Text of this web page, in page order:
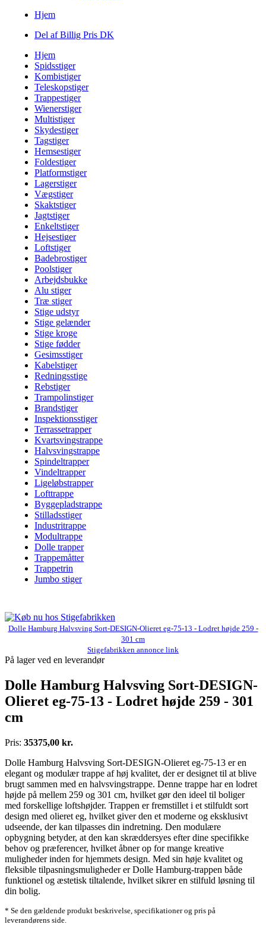
Hjem
Del af Billig Pris DK
Hjem
Spidsstiger
Kombistiger
Teleskopstiger
Trappestiger
Wienerstiger
Multistiger
Skydestiger
Tagstiger
Hemsestiger
Foldestiger
Platformstiger
Lagerstiger
Vægstiger
Skaktstiger
Jagtstiger
Enkeltstiger
Hejsestiger
Loftstiger
Badebrostiger
Poolstiger
Arbejdsbukke
Alu stiger
Træ stiger
Stige udstyr
Stige gelænder
Stige kroge
Stige fødder
Gesimsstiger
Kabelstiger
Redningsstige
Rebstiger
Trampolinstiger
Brandstiger
Inspektionsstiger
Terrassetrapper
Kvartsvingstrappe
Halvsvingstrappe
Spindeltrapper
Vindeltrapper
Ligeløbstrapper
Lofttrappe
Byggepladstrappe
Stilladsstiger
Industritrappe
Modultrappe
Dolle trapper
Trappemåtter
Trappetrin
Jumbo stiger
Dolle Hamburg Halvsving Sort-DESIGN-Olieret eg-75-13 - Lodret højde 259 -
301 cm
Stigefabrikken annonce link
På lager ved en leverandør
Dolle Hamburg Halvsving Sort-DESIGN-
Olieret eg-75-13 - Lodret højde 259 - 301
cm
Pris: 35375,00 kr.
Dolle Hamburg Halvsving Sort-DESIGN-Olieret eg-75-13 er en
elegant og modulær trappe af høj kvalitet, der er designet til at blive
brugt sammen med en halvsvingstrappe. Denne trappe har en lodret
højde på mellem 259 og 301 cm, hvilket gør den ideel til boliger
med forskellige loftshøjder. Trappen er fremstillet i et stilfuldt sort
design med olieret eg, hvilket giver den et moderne og eksklusivt
udseende, der kan tilpasses din indretning. Den modulære
opbygning betyder, at den kan skræddersyes efter dine specifikke
behov og præferencer, hvilket åbner op for mange kreative
muligheder inden for hjemmets design. Med sin høje kvalitet og
fleksible tilpasningsmuligheder er Dolle Hamburg-trappen både
funktionel og æstetisk tiltalende, hvilket sikrer en stilfuld løsning til
din bolig.
* Se den gældende produkt beskrivelse, specifikationer og pris på
leverandørens side.